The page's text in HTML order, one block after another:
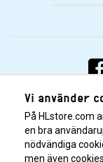
Vi använder
På HLstore.com
en bra
nödvändiga
men även